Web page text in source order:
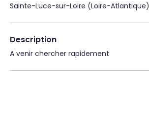
Sainte-Luce-sur-Loire (Loire-Atlantique)
Description
A venir chercher rapidement